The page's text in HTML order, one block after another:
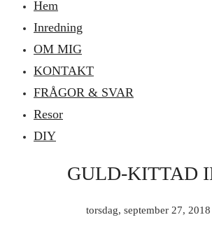
Hem
Inredning
OM MIG
KONTAKT
FRÅGOR & SVAR
Resor
DIY
GULD-KITTAD
torsdag, september 27, 2018